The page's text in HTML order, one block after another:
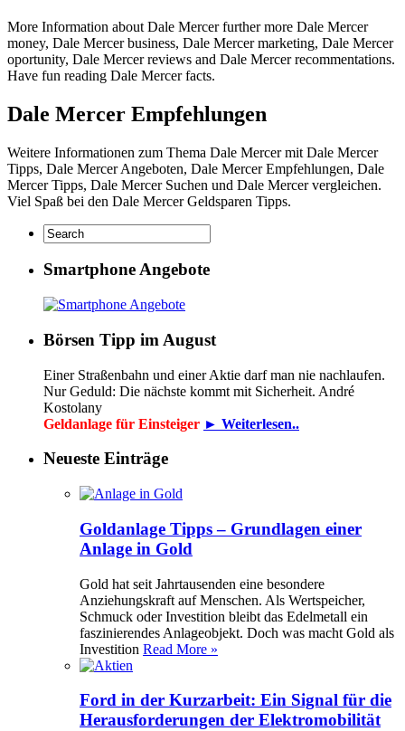
More Information about Dale Mercer further more Dale Mercer
money, Dale Mercer business, Dale Mercer marketing, Dale Mercer
oportunity, Dale Mercer reviews and Dale Mercer recommentations.
Have fun reading Dale Mercer facts.
Dale Mercer Empfehlungen
Weitere Informationen zum Thema Dale Mercer mit Dale Mercer
Tipps, Dale Mercer Angeboten, Dale Mercer Empfehlungen, Dale
Mercer Tipps, Dale Mercer Suchen und Dale Mercer vergleichen.
Viel Spaß bei den Dale Mercer Geldsparen Tipps.
Smartphone Angebote
Börsen Tipp im August
Einer Straßenbahn und einer Aktie darf man nie nachlaufen.
Nur Geduld: Die nächste kommt mit Sicherheit. André
Kostolany
Geldanlage für Einsteiger ► Weiterlesen..
Neueste Einträge
Goldanlage Tipps – Grundlagen einer
Anlage in Gold
Gold hat seit Jahrtausenden eine besondere
Anziehungskraft auf Menschen. Als Wertspeicher,
Schmuck oder Investition bleibt das Edelmetall ein
faszinierendes Anlageobjekt. Doch was macht Gold als
Investition Read More »
Ford in der Kurzarbeit: Ein Signal für die
Herausforderungen der Elektromobilität